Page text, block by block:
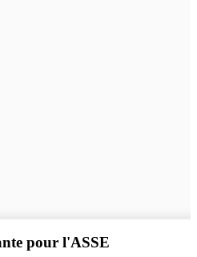
pour l'ASSE